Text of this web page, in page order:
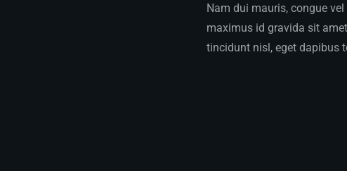
Nam dui mauris, congue
maximus id gravida sit
tincidunt nisl, eget dapibus